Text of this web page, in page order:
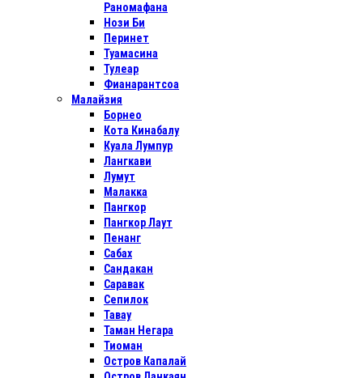
Раномафана
Нози Би
Перинет
Туамасина
Тулеар
Фианарантсоа
Малайзия
Борнео
Кота Кинабалу
Куала Лумпур
Лангкави
Лумут
Малакка
Пангкор
Пангкор Лаут
Пенанг
Сабах
Сандакан
Саравак
Сепилок
Тавау
Таман Негара
Тиоман
Остров Капалай